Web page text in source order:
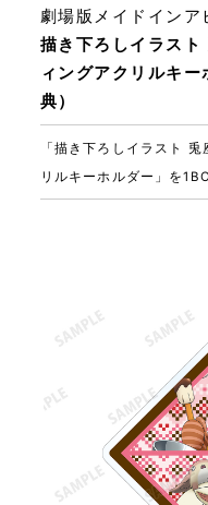
描き下ろしイラス
ィングアクリルキ
典）
劇場版メイドインア
「描き下ろしイラスト
リルキーホルダー」を